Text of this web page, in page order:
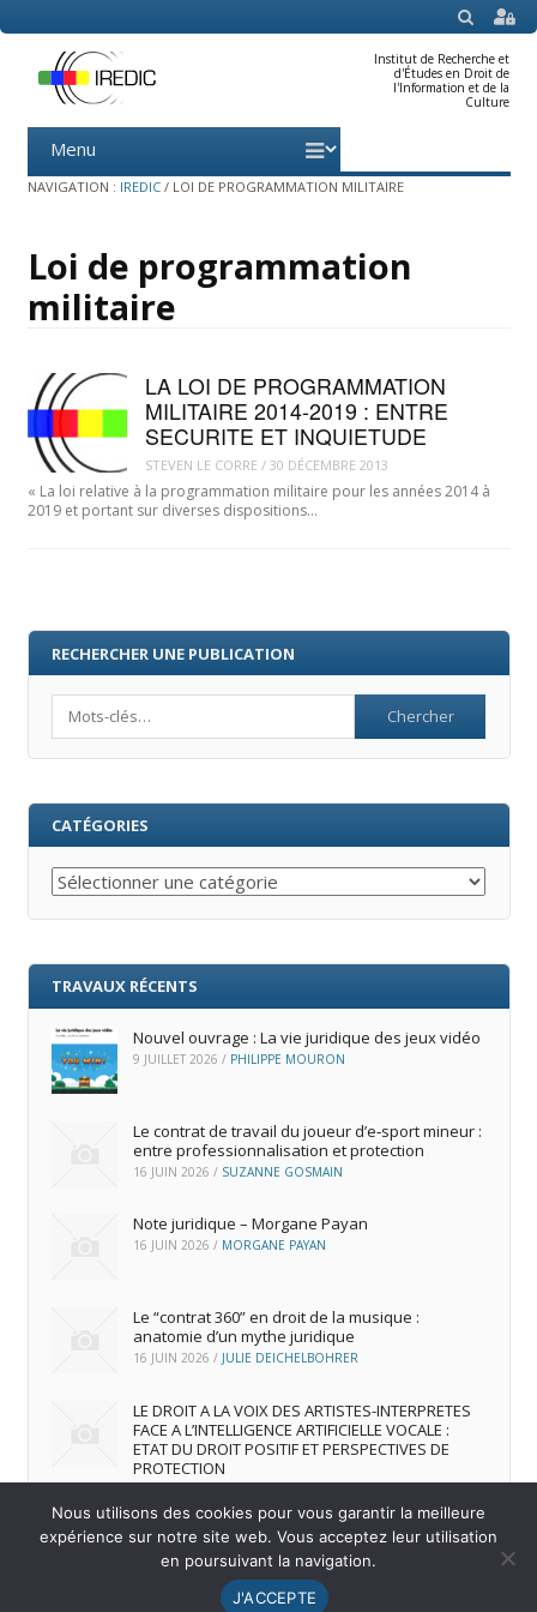
SEARCH
Institut de Recherche et
d'Études en Droit de
l'Information et de la
Culture
Menu
content
NAVIGATION : IREDIC / LOI DE PROGRAMMATION MILITAIRE
Loi de programmation
militaire
LA LOI DE PROGRAMMATION
MILITAIRE 2014-2019 : ENTRE
SECURITE ET INQUIETUDE
STEVEN LE CORRE / 30 DÉCEMBRE 2013
« La loi relative à la programmation militaire pour les années 2014 à
2019 et portant sur diverses dispositions…
RECHERCHER UNE PUBLICATION
CATÉGORIES
Catégories
TRAVAUX RÉCENTS
Nouvel ouvrage : La vie juridique des jeux vidéo
9 JUILLET 2026 / PHILIPPE MOURON
Le contrat de travail du joueur d’e‑sport mineur :
entre professionnalisation et protection
16 JUIN 2026 / SUZANNE GOSMAIN
Note juridique – Morgane Payan
16 JUIN 2026 / MORGANE PAYAN
Le “contrat 360” en droit de la musique :
anatomie d’un mythe juridique
16 JUIN 2026 / JULIE DEICHELBOHRER
LE DROIT A LA VOIX DES ARTISTES-INTERPRETES
FACE A L’INTELLIGENCE ARTIFICIELLE VOCALE :
ETAT DU DROIT POSITIF ET PERSPECTIVES DE
PROTECTION
IREDIC-Mentions Légales
Nous utilisons des cookies pour vous garantir la meilleure
expérience sur notre site web. Vous acceptez leur utilisation
en poursuivant la navigation.
J'ACCEPTE